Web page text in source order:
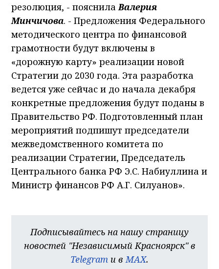
резолюция, - пояснилаВалерия
Минчичова. - Предложения Федерального
методического центра по финансовой
грамотности будут включены в
«дорожную карту» реализации новой
Стратегии до 2030 года. Эта разработка
ведется уже сейчас и до начала декабря
конкретные предложения будут поданы в
Правительство РФ. Подготовленный план
мероприятий подпишут председатели
межведомственного комитета по
реализации Стратегии, Председатель
Центрального банка РФ Э.С. Набиуллина и
Министр финансов РФ А.Г. Силуанов».
Подписывайтесь на нашу страницу
новостей "Независимый Красноярск" в
Telegram и вMAX.